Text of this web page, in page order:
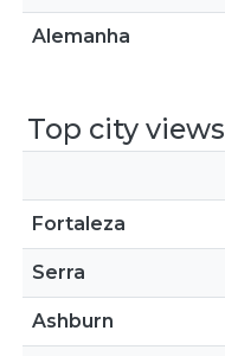
Alemanha
Top city views
Fortaleza
Serra
Ashburn